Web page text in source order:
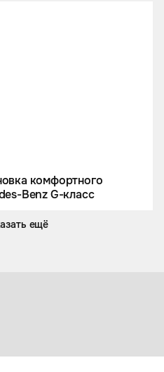
комфортного
Benz G-класс
ещё